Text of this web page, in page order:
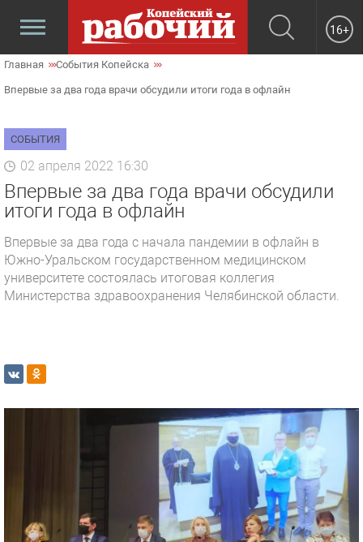
16+
Главная События Копейска
Впервые за два года врачи обсудили итоги года в офлайн
СОБЫТИЯ
02 апреля 2022 16:30
Впервые за два года врачи обсудили
итоги года в офлайн
Впервые за два года с начала пандемии в офлайн в
Южно-Уральском государственном медицинском
университете состоялась итоговая коллегия
Министерства здравоохранения Челябинской области.